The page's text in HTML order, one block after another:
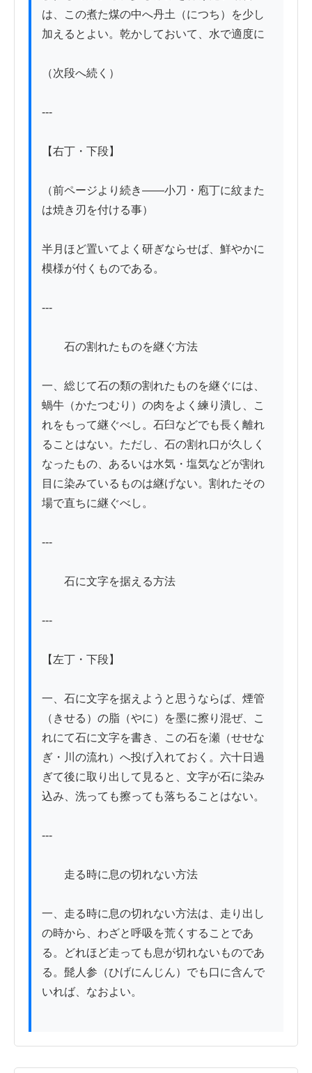
は、この煮た煤の中へ丹土（につち）を少し
加えるとよい。乾かしておいて、水で適度に
（次段へ続く）
---
【右丁・下段】
（前ページより続き——小刀・庖丁に紋また
は焼き刃を付ける事）
半月ほど置いてよく研ぎならせば、鮮やかに
模様が付くものである。
---
石の割れたものを継ぐ方法
一、総じて石の類の割れたものを継ぐには、
蝸牛（かたつむり）の肉をよく練り潰し、こ
れをもって継ぐべし。石臼などでも長く離れ
ることはない。ただし、石の割れ口が久しく
なったもの、あるいは水気・塩気などが割れ
目に染みているものは継げない。割れたその
場で直ちに継ぐべし。
---
石に文字を据える方法
---
【左丁・下段】
一、石に文字を据えようと思うならば、煙管
（きせる）の脂（やに）を墨に擦り混ぜ、こ
れにて石に文字を書き、この石を瀬（せせな
ぎ・川の流れ）へ投げ入れておく。六十日過
ぎて後に取り出して見ると、文字が石に染み
込み、洗っても擦っても落ちることはない。
---
走る時に息の切れない方法
一、走る時に息の切れない方法は、走り出し
の時から、わざと呼吸を荒くすることであ
る。どれほど走っても息が切れないものであ
る。髭人参（ひげにんじん）でも口に含んで
いれば、なおよい。